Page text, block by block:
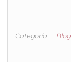
Categoría Blog